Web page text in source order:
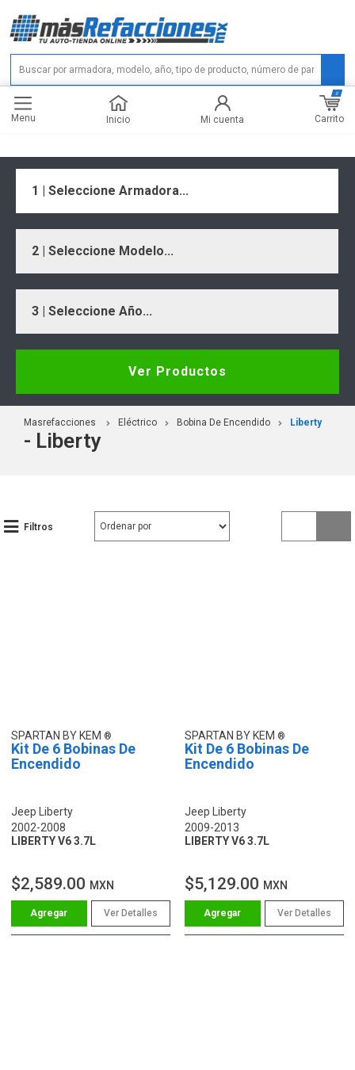
Menu Inicio Mi cuenta Carrito
0
1 | Seleccione Armadora...
2 | Seleccione Modelo...
3 | Seleccione Año...
Ver Productos
Masrefacciones Eléctrico Bobina De Encendido Liberty
- Liberty
Filtros
SPARTAN BY KEM
Kit De 6 Bobinas De
Encendido
Jeep Liberty
2002-2008
LIBERTY V6 3.7L
$2,589.00 MXN
Ver Detalles
SPARTAN BY KEM
Kit De 6 Bobinas De
Encendido
Jeep Liberty
2009-2013
LIBERTY V6 3.7L
$5,129.00 MXN
Ver Detalles